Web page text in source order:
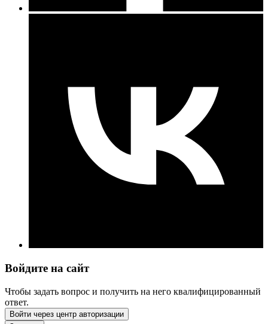
Войдите на сайт
Чтобы задать вопрос и получить на него квалифицированный
ответ.
Войти через центр авторизации